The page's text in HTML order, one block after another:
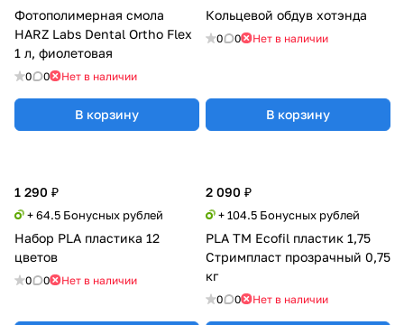
Фотополимерная смола
HARZ Labs Dental Ortho Flex
1 л, фиолетовая
0 0 Нет в наличии
В корзину
Кольцевой обдув хотэнда
0 0 Нет в наличии
В корзину
1 290 ₽
+ 64.5 Бонусных рублей
Набор PLA пластика 12
цветов
0 0 Нет в наличии
2 090 ₽
+ 104.5 Бонусных рублей
PLA TM Ecofil пластик 1,75
Стримпласт прозрачный 0,75
кг
0 0 Нет в наличии